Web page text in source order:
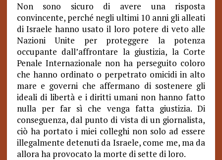
Non sono sicuro di avere una risposta
convincente, perché negli ultimi 10 anni gli alleati
di Israele hanno usato il loro potere di veto alle
Nazioni Unite per proteggere la potenza
occupante dall’affrontare la giustizia, la Corte
Penale Internazionale non ha perseguito coloro
che hanno ordinato o perpetrato omicidi in alto
mare e governi che affermano di sostenere gli
ideali di libertà e i diritti umani non hanno fatto
nulla per far sì che venga fatta giustizia. Di
conseguenza, dal punto di vista di un giornalista,
ciò ha portato i miei colleghi non solo ad essere
illegalmente detenuti da Israele, come me, ma da
allora ha provocato la morte di sette di loro.